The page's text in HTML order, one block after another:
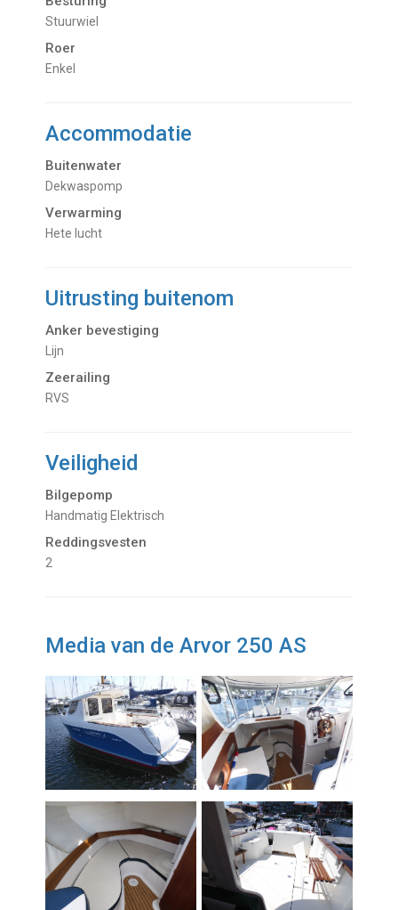
Stuurwiel
Roer
Enkel
Accommodatie
Buitenwater
dekwaspomp
Verwarming
hete lucht
Uitrusting buitenom
Anker bevestiging
Lijn
Zeerailing
RVS
Veiligheid
Bilgepomp
Handmatig Elektrisch
Reddingsvesten
2
Media van de Arvor 250 AS